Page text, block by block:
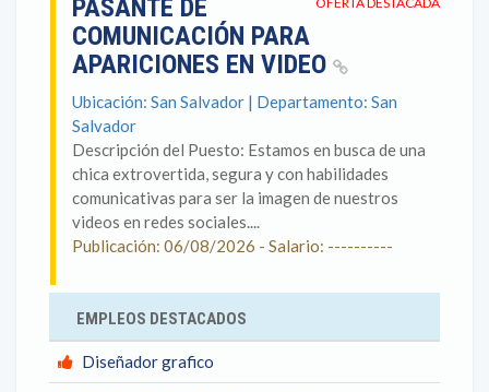
PASANTE DE
COMUNICACIÓN PARA
APARICIONES EN VIDEO
Ubicación: San Salvador | Departamento: San
Salvador
Descripción del Puesto: Estamos en busca de una
chica extrovertida, segura y con habilidades
comunicativas para ser la imagen de nuestros
videos en redes sociales....
Publicación: 06/08/2026 - Salario: ----------
EMPLEOS DESTACADOS
Diseñador grafico